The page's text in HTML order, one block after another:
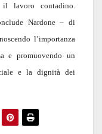
il lavoro contadino.
Nardone – di
l’importanza
e promuovendo un
e la dignità dei